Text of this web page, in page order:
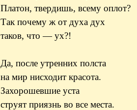
Платон, твердишь, всему оплот?
Так почему ж от духа дух
таков, что — ух?!
Да, после утренних полста
на мир нисходит красота.
Захорошевшие уста
струят приязнь во все места.